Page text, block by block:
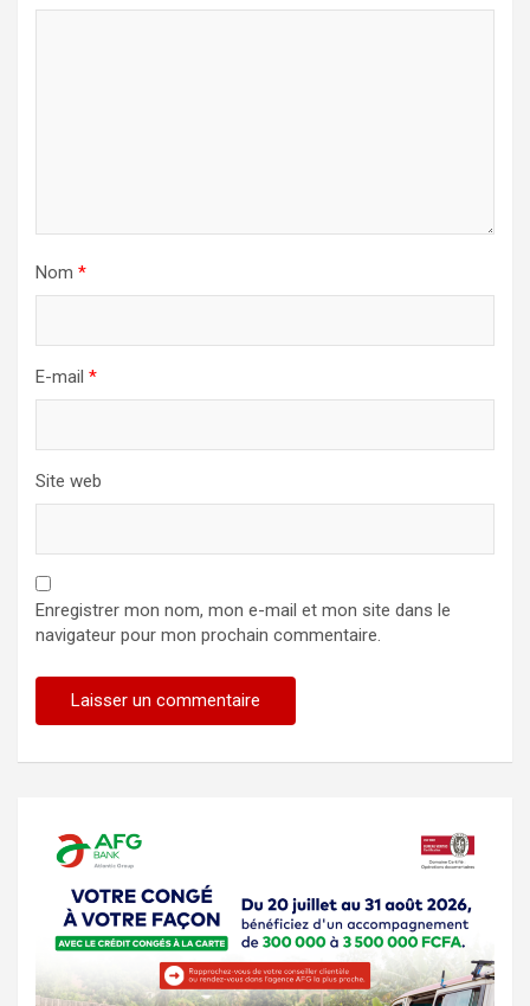
Nom *
E-mail *
Site web
Enregistrer mon nom, mon e-mail et mon site dans le
navigateur pour mon prochain commentaire.